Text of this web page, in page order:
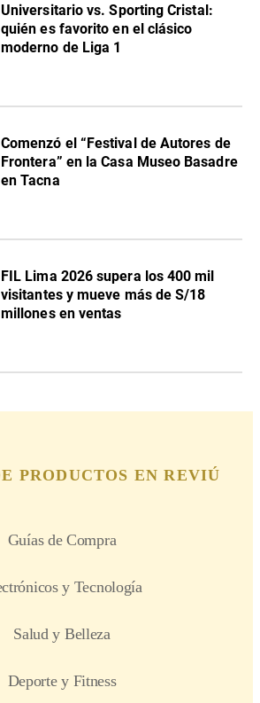
Universitario vs. Sporting Cristal:
quién es favorito en el clásico
moderno de Liga 1
Comenzó el “Festival de Autores de
Frontera” en la Casa Museo Basadre
en Tacna
FIL Lima 2026 supera los 400 mil
visitantes y mueve más de S/18
millones en ventas